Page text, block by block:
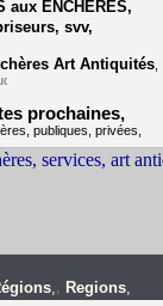
aux ENCH ÈRES,
svv,
Art Antiquités,
prochaines,
publiques, privées,
,, Regions,